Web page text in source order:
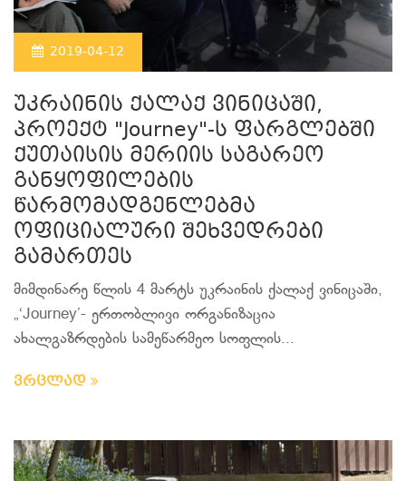
2019-04-12
უკრაინის ქალაქ ვინიცაში,
პროექტ "Journey"-ს ფარგლებში
ქუთაისის მერიის საგარეო
განყოფილების
წარმომადგენლებმა
ოფიციალური შეხვედრები
გამართეს
მიმდინარე წლის 4 მარტს უკრაინის ქალაქ ვინიცაში,
„‘Journey’- ერთობლივი ორგანიზაცია
ახალგაზრდების სამეწარმეო სოფლის...
ვრცლად